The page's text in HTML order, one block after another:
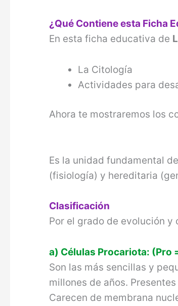
¿Qué Contiene esta Ficha
En esta ficha educativa de
La Citología
Actividades para
Ahora te mostraremos los
Es la unidad fundamental
(fisiología) y hereditaria
Clasificación
Por el grado de evolución y
a) Células Procariota: (Pro
Son las más sencillas y
millo­nes de años.
Carecen de membrana